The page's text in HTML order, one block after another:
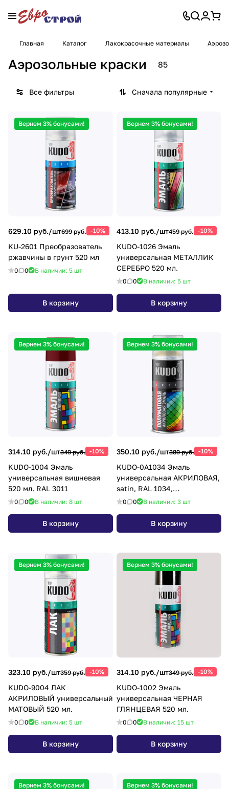
Главная Каталог Лакокрасочные материалы
Аэрозольные краски 85
Все фильтры Сначала популярные
Вернем 3% бонусами!
629.10 руб./шт699 руб. -10%
KU-2601 Преобразователь
ржавчины в грунт 520 мл
0 0 В наличии: 5 шт
В корзину
Вернем 3% бонусами!
413.10 руб./шт459 руб. -10%
KUDO-1026 Эмаль
универсальная МЕТАЛЛИК
СЕРЕБРО 520 мл.
0 0 В наличии: 5 шт
В корзину
Вернем 3% бонусами!
314.10 руб./шт349 руб. -10%
KUDO-1004 Эмаль
универсальная вишневая
520 мл. RAL 3011
0 0 В наличии: 8 шт
В корзину
Вернем 3% бонусами!
350.10 руб./шт389 руб. -10%
KUDO-0A1034 Эмаль
универсальная АКРИЛОВАЯ,
satin, RAL 1034,
АБРИКОСОВАЯ, 520 мл.
0 0 В наличии: 3 шт
В корзину
Вернем 3% бонусами!
323.10 руб./шт359 руб. -10%
KUDO-9004 ЛАК
АКРИЛОВЫЙ универсальный
МАТОВЫЙ 520 мл.
0 0 В наличии: 5 шт
В корзину
Вернем 3% бонусами!
314.10 руб./шт349 руб. -10%
KUDO-1002 Эмаль
универсальная ЧЕРНАЯ
ГЛЯНЦЕВАЯ 520 мл.
0 0 В наличии: 15 шт
В корзину
Вернем 3% бонусами! Вернем 3% бонусами!